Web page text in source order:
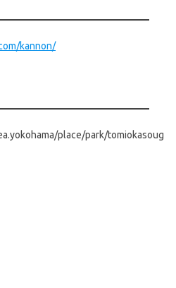
kannon/
place/park/tomiokasoug